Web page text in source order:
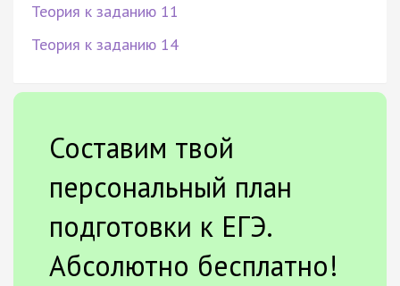
Теория к заданию 11
Теория к заданию 14
Составим твой
персональный план
подготовки к ЕГЭ.
Абсолютно бесплатно!